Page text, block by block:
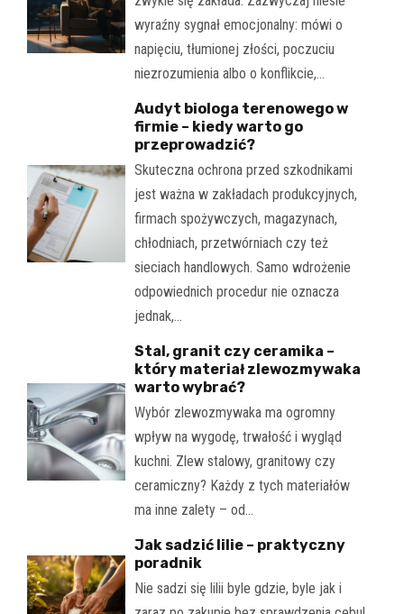
wyraźny sygnał emocjonalny: mówi o
napięciu, tłumionej złości, poczuciu
niezrozumienia albo o konflikcie,…
Audyt biologa terenowego w
firmie – kiedy warto go
przeprowadzić?
Skuteczna ochrona przed szkodnikami
jest ważna w zakładach produkcyjnych,
firmach spożywczych, magazynach,
chłodniach, przetwórniach czy też
sieciach handlowych. Samo wdrożenie
odpowiednich procedur nie oznacza
jednak,…
Stal, granit czy ceramika –
który materiał zlewozmywaka
warto wybrać?
Wybór zlewozmywaka ma ogromny
wpływ na wygodę, trwałość i wygląd
kuchni. Zlew stalowy, granitowy czy
ceramiczny? Każdy z tych materiałów
ma inne zalety – od…
Jak sadzić lilie – praktyczny
poradnik
Nie sadzi się lilii byle gdzie, byle jak i